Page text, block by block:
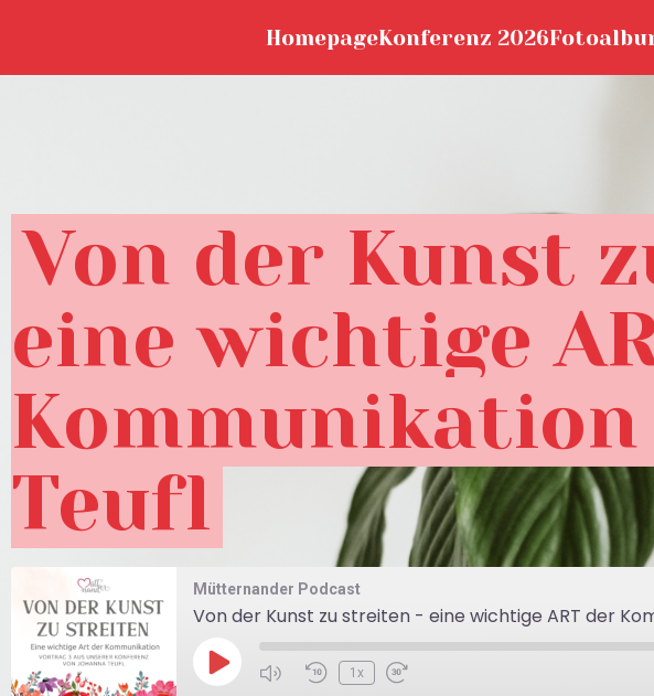
HomepageKonferenz 2026
Von der Kunst
eine wichtige
Teufl
Mütternander Podcast
Von der Kunst zu streiten - eine wichtige ART der
1x